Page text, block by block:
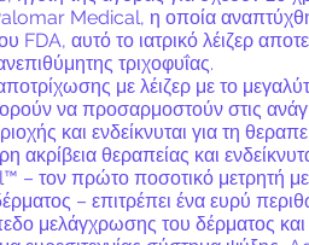
Medical, η οποία
αυτό το ιατρικό λέιζερ
τριχοφυΐας.
με λέιζερ με το
να προσαρμοστούν στις
και ενδείκνυται για τη
ακρίβεια θεραπείας και
τον πρώτο ποσοτικό μετρητή
– επιτρέπει ένα ευρύ
μελάγχρωσης του δέρματος